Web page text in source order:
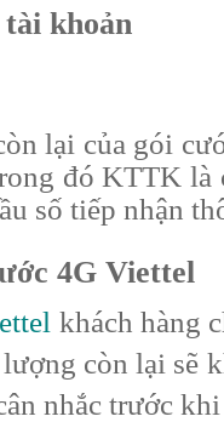
khoản
lại của gói
đó KTTK là
số tiếp nhận
4G Viettel
khách hàng
còn lại sẽ
nhắc trước